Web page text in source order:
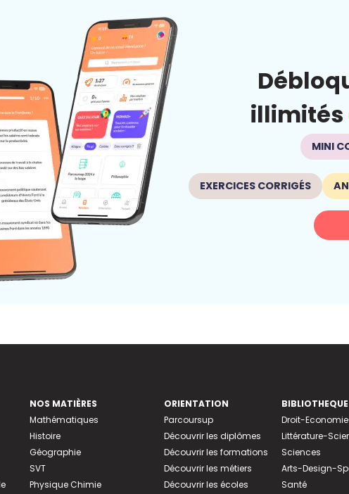
illimités
MINI
EXERCICES CORRIGÉS
NOS MATIÈRES
Mathématiques
Histoire
Géographie
SVT
Physique Chimie
ORIENTATION
Parcoursup
Découvrir les diplômes
Découvrir les formations
Découvrir les métiers
Découvrir les écoles
Droit-
Littérature-
Sciences
Arts-Design-
Santé